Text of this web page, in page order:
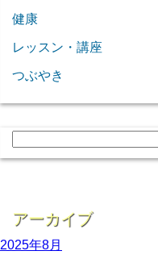
健康
レッスン・講座
つぶやき
索:
アーカイブ
2025年8月